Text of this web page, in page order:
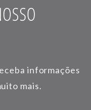
informações
mais.